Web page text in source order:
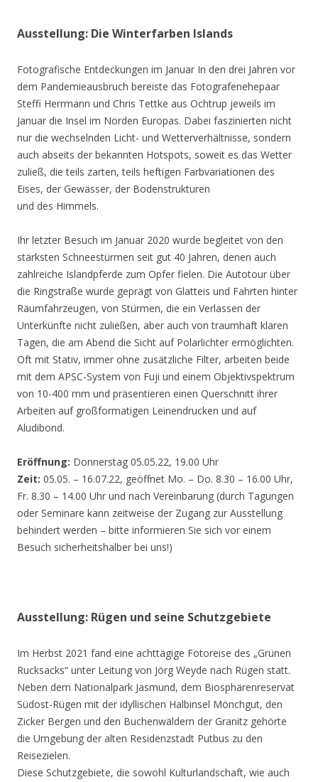
Ausstellung: Die Winterfarben Islands
Fotografische Entdeckungen im Januar In den drei Jahren vor
dem Pandemieausbruch bereiste das Fotografenehepaar
Steffi Herrmann und Chris Tettke aus Ochtrup jeweils im
Januar die Insel im Norden Europas. Dabei faszinierten nicht
nur die wechselnden Licht- und Wetterverhältnisse, sondern
auch abseits der bekannten Hotspots, soweit es das Wetter
zuließ, die teils zarten, teils heftigen Farbvariationen des
Eises, der Gewässer, der Bodenstrukturen
und des Himmels.
Ihr letzter Besuch im Januar 2020 wurde begleitet von den
stärksten Schneestürmen seit gut 40 Jahren, denen auch
zahlreiche Islandpferde zum Opfer fielen. Die Autotour über
die Ringstraße wurde geprägt von Glatteis und Fahrten hinter
Räumfahrzeugen, von Stürmen, die ein Verlassen der
Unterkünfte nicht zuließen, aber auch von traumhaft klaren
Tagen, die am Abend die Sicht auf Polarlichter ermöglichten.
Oft mit Stativ, immer ohne zusätzliche Filter, arbeiten beide
mit dem APSC-System von Fuji und einem Objektivspektrum
von 10-400 mm und präsentieren einen Querschnitt ihrer
Arbeiten auf großformatigen Leinendrucken und auf
Aludibond.
Eröffnung: Donnerstag 05.05.22, 19.00 Uhr
Zeit: 05.05. – 16.07.22, geöffnet Mo. – Do. 8.30 – 16.00 Uhr,
Fr. 8.30 – 14.00 Uhr und nach Vereinbarung (durch Tagungen
oder Seminare kann zeitweise der Zugang zur Ausstellung
behindert werden – bitte informieren Sie sich vor einem
Besuch sicherheitshalber bei uns!)
Ausstellung: Rügen und seine Schutzgebiete
Im Herbst 2021 fand eine achttägige Fotoreise des „Grünen
Rucksacks“ unter Leitung von Jörg Weyde nach Rügen statt.
Neben dem Nationalpark Jasmund, dem Biosphärenreservat
Südost-Rügen mit der idyllischen Halbinsel Mönchgut, den
Zicker Bergen und den Buchenwäldern der Granitz gehörte
die Umgebung der alten Residenzstadt Putbus zu den
Reisezielen.
Diese Schutzgebiete, die sowohl Kulturlandschaft, wie auch